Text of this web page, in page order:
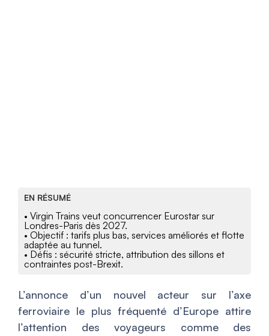
EN RÉSUMÉ
• Virgin Trains veut concurrencer Eurostar sur
Londres-Paris dès 2027.
• Objectif : tarifs plus bas, services améliorés et flotte
adaptée au tunnel.
• Défis : sécurité stricte, attribution des sillons et
contraintes post-Brexit.
L’annonce d’un nouvel acteur sur l’axe
ferroviaire le plus fréquenté d’Europe attire
l’attention des voyageurs comme des